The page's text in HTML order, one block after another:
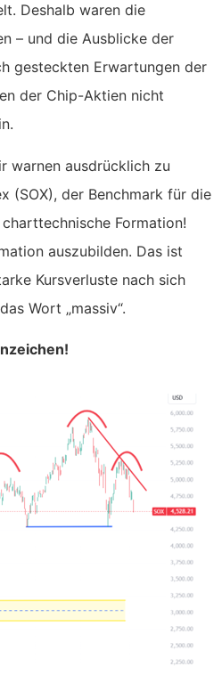
Deshalb waren die
– und die Ausblicke der
gesteckten Erwartungen der
der Chip-Aktien nicht
warnen ausdrücklich zu
(SOX), der Benchmark für die
Formation!
auszubilden. Das ist
Kursverluste nach sich
Wort „massiv“.